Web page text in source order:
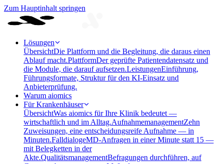
Zum Hauptinhalt springen
Lösungen
ÜbersichtDie Plattform und die Begleitung, die daraus einen
Ablauf macht.PlattformDer geprüfte Patientendatensatz und
die Module, die darauf aufsetzen.LeistungenEinführung,
Führungsformate, Struktur für den KI-Einsatz und
Anbieterprüfung.
Warum aiomics
Für Krankenhäuser
ÜbersichtWas aiomics für Ihre Klinik bedeutet —
wirtschaftlich und im Alltag.AufnahmemanagementZehn
Zuweisungen, eine entscheidungsreife Aufnahme — in
Minuten.FalldialogeMD-Anfragen in einer Minute statt 15 —
mit Belegketten in der
Akte.QualitätsmanagementBefragungen durchführen, auf